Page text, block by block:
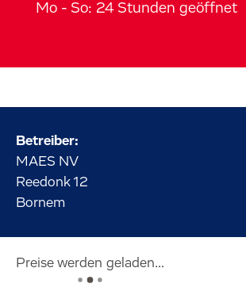
Mo - So: 24 Stunden geöffnet
Betreiber:
MAES NV
Reedonk 12
Bornem
Preise werden geladen...